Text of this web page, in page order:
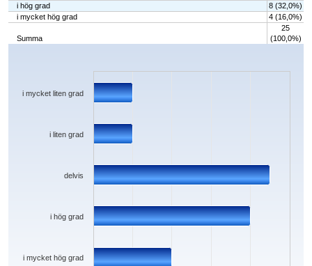
i hög grad
8 (32,0%)
i mycket hög grad
4 (16,0%)
Summa
25
(100,0%)
Chart
The chart has 1 X axis displaying categories.
The chart has 1 Y axis displaying values. Data ranges from 2 to 9.
i mycket hög grad
i hög grad
delvis
i liten grad
i mycket liten grad